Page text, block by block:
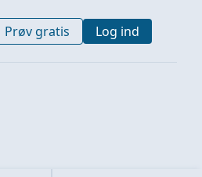
Prøv gratis Log ind